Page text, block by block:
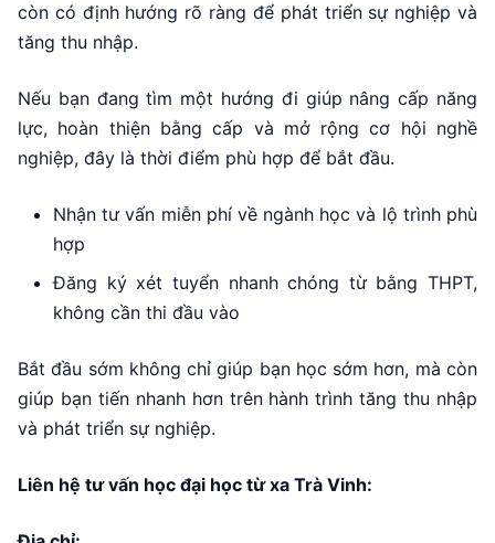
còn có định hướng rõ ràng để phát triển sự nghiệp và
tăng thu nhập.
Nếu bạn đang tìm một hướng đi giúp nâng cấp năng
lực, hoàn thiện bằng cấp và mở rộng cơ hội nghề
nghiệp, đây là thời điểm phù hợp để bắt đầu.
Nhận tư vấn miễn phí về ngành học và lộ trình phù
hợp
Đăng ký xét tuyển nhanh chóng từ bằng THPT,
không cần thi đầu vào
Bắt đầu sớm không chỉ giúp bạn học sớm hơn, mà còn
giúp bạn tiến nhanh hơn trên hành trình tăng thu nhập
và phát triển sự nghiệp.
Liên hệ tư vấn học đại học từ xa Trà Vinh: